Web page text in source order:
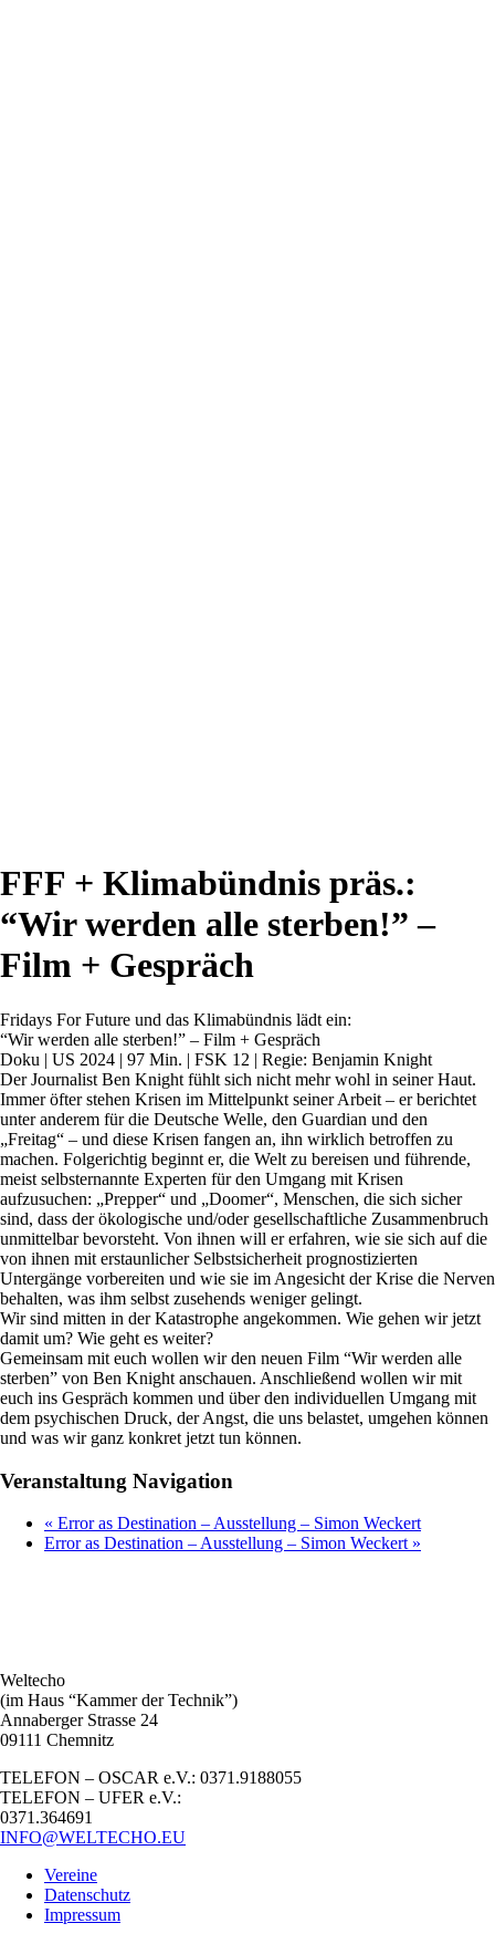
FFF + Klimabündnis präs.:
“Wir werden alle sterben!” –
Film + Gespräch
Fridays For Future und das Klimabündnis lädt ein:
“Wir werden alle sterben!” – Film + Gespräch
Doku | US 2024 | 97 Min. | FSK 12 | Regie: Benjamin Knight
Der Journalist Ben Knight fühlt sich nicht mehr wohl in seiner Haut.
Immer öfter stehen Krisen im Mittelpunkt seiner Arbeit – er berichtet
unter anderem für die Deutsche Welle, den Guardian und den
„Freitag“ – und diese Krisen fangen an, ihn wirklich betroffen zu
machen. Folgerichtig beginnt er, die Welt zu bereisen und führende,
meist selbsternannte Experten für den Umgang mit Krisen
aufzusuchen: „Prepper“ und „Doomer“, Menschen, die sich sicher
sind, dass der ökologische und/oder gesellschaftliche Zusammenbruch
unmittelbar bevorsteht. Von ihnen will er erfahren, wie sie sich auf die
von ihnen mit erstaunlicher Selbstsicherheit prognostizierten
Untergänge vorbereiten und wie sie im Angesicht der Krise die Nerven
behalten, was ihm selbst zusehends weniger gelingt.
Wir sind mitten in der Katastrophe angekommen. Wie gehen wir jetzt
damit um? Wie geht es weiter?
Gemeinsam mit euch wollen wir den neuen Film “Wir werden alle
sterben” von Ben Knight anschauen. Anschließend wollen wir mit
euch ins Gespräch kommen und über den individuellen Umgang mit
dem psychischen Druck, der Angst, die uns belastet, umgehen können
und was wir ganz konkret jetzt tun können.
Veranstaltung Navigation
« Error as Destination – Ausstellung – Simon Weckert
Error as Destination – Ausstellung – Simon Weckert »
Weltecho
(im Haus “Kammer der Technik”)
Annaberger Strasse 24
09111 Chemnitz
TELEFON – OSCAR e.V.: 0371.9188055
TELEFON – UFER e.V.:
0371.364691
INFO@WELTECHO.EU
Vereine
Datenschutz
Impressum